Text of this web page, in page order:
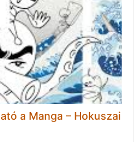
a Manga – Hokuszai